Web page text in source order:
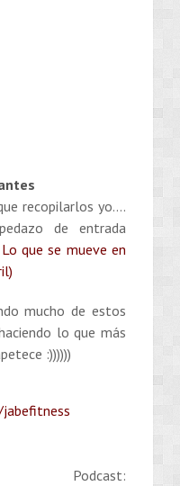
recopilarlos yo….
de entrada
Lo que se mueve en
mucho de estos
lo que más
:))))))